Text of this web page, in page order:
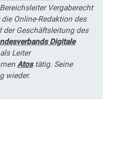
Vergaberecht
Online-Redaktion des
Geschäftsleitung des
Digitale
Leiter
Atostätig. Seine
wieder.